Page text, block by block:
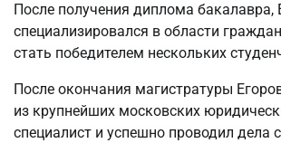
После получения диплома бакалавра,
специализировался в области
стать победителем нескольких
После окончания магистратуры
из крупнейших московских
специалист и успешно проводил дела